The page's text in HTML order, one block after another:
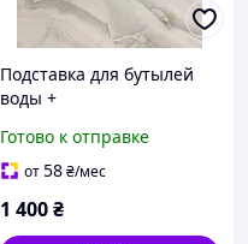
Подставка для бутылей
воды +
чехол ( Н = 750мм)
Готово к отправке
от58₴/мес
1 400₴